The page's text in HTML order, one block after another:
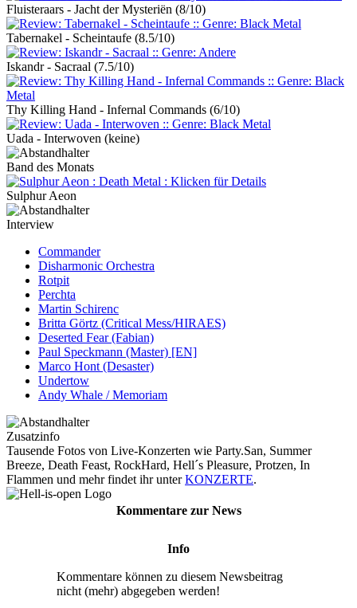
Fluisteraars - Jacht der Mysteriën (8/10)
Tabernakel - Scheintaufe (8.5/10)
Iskandr - Sacraal (7.5/10)
Thy Killing Hand - Infernal Commands (6/10)
Uada - Interwoven (keine)
Band des Monats
Sulphur Aeon
Interview
Commander
Disharmonic Orchestra
Rotpit
Perchta
Martin Schirenc
Britta Görtz (Critical Mess/HIRAES)
Deserted Fear (Fabian)
Paul Speckmann (Master) [EN]
Marco Hont (Desaster)
Undertow
Andy Whale / Memoriam
Zusatzinfo
Tausende Fotos von Live-Konzerten wie Party.San, Summer
Breeze, Death Feast, RockHard, Hell´s Pleasure, Protzen, In
Flammen und mehr findet ihr unterKONZERTE.
Kommentare zur News
Info
Kommentare können zu diesem Newsbeitrag
nicht (mehr) abgegeben werden!